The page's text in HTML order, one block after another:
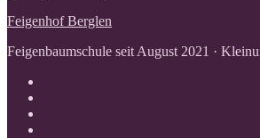
Feigenhof Berglen
Feigenbaumschule seit August 2021 ·